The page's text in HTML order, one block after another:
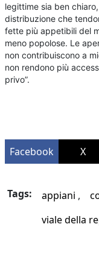
legittime sia ben
distribuzione che
fette più appetibili del
meno popolose. Le
non contribuiscono a
non rendono più
privo”.
Facebook X
Tags: appiani
viale della